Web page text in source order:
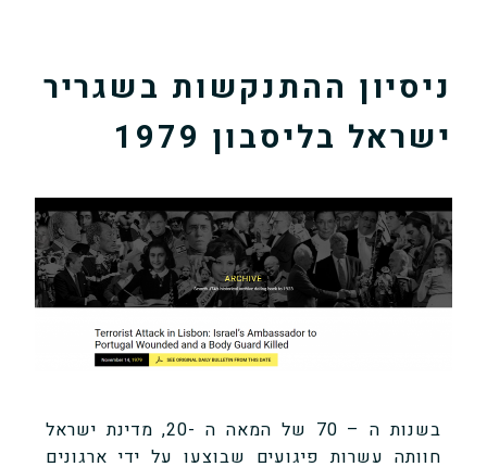
ניסיון ההתנקשות בשגריר
ישראל בליסבון 1979
בשנות ה – 70 של המאה ה -20, מדינת ישראל
חוותה עשרות פיגועים שבוצעו על ידי ארגונים